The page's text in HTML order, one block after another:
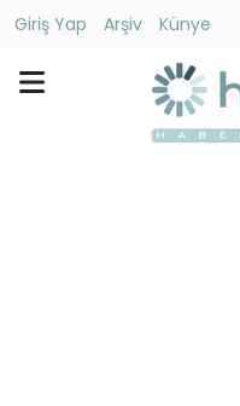
Giriş Yap Arşiv
Künye